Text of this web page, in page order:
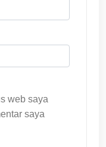
web saya
saya